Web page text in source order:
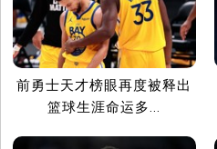
前勇士天才榜眼再度被释出
篮球生涯命运多...